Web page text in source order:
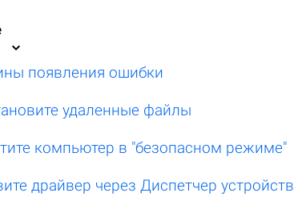
появления ошибки
удаленные файлы
компьютер в "безопасном режиме"
драйвер через Диспетчер устройств